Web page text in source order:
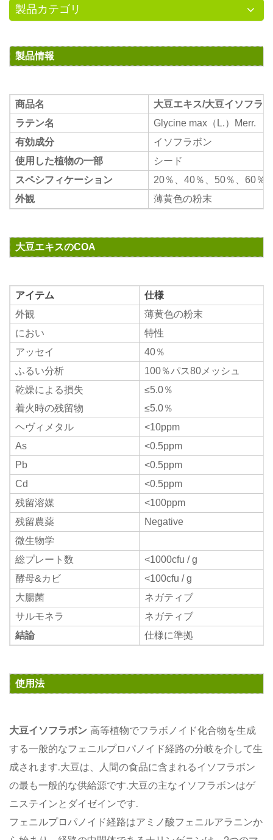
製品カテゴリ
製品情報
商品名
大豆エキス/大豆イソフラ
ラテン名
Glycine max（L.）Merr.
有効成分
イソフラボン
使用した植物の一部
シード
スペシフィケーション
20％、40％、50％、60％
外観
薄黄色の粉末
大豆エキスのCOA
アイテム
仕様
外観
薄黄色の粉末
におい
特性
アッセイ
40％
ふるい分析
100％パス80メッシュ
乾燥による損失
着火時の残留物
≤5.0％
≤5.0％
ヘヴィメタル
<10ppm
As
<0.5ppm
Pb
<0.5ppm
Cd
<0.5ppm
残留溶媒
<100ppm
残留農薬
Negative
微生物学
総プレート数
<1000cfu / g
酵母&カビ
<100cfu / g
大腸菌
ネガティブ
サルモネラ
ネガティブ
結論
仕様に準拠
使用法
大豆イソフラボン高等植物でフラボノイド化合物を生成
する一般的なフェニルプロパノイド経路の分岐を介して生
成されます.大豆は、人間の食品に含まれるイソフラボン
の最も一般的な供給源です.大豆の主なイソフラボンはゲ
ニステインとダイゼインです.
フェニルプロパノイド経路はアミノ酸フェニルアラニンか